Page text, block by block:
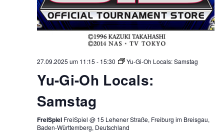
27.09.2025 um 11:15 - 15:30 Yu-Gi-Oh Locals: Samstag
Yu-Gi-Oh Locals:
Samstag
FreiSpiel FreiSpiel @ 15 Lehener Straße, Freiburg im Breisgau,
Baden-Württemberg, Deutschland